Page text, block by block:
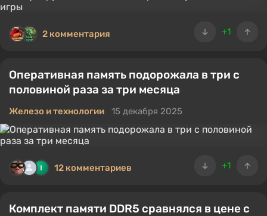
+1
2 комментария
Оперативная память подорожала в три с
половиной раза за три месяца
Железо и технологии 15 декабря 2025
+1
12 комментариев
Комплект памяти DDR5 сравнялся в цене с